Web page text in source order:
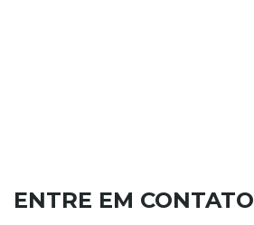
ENTRE EM CONTATO